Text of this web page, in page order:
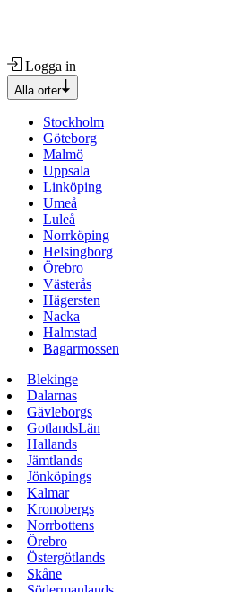
Logga in
Alla orter
Stockholm
Göteborg
Malmö
Uppsala
Linköping
Umeå
Luleå
Norrköping
Helsingborg
Örebro
Västerås
Hägersten
Nacka
Halmstad
Bagarmossen
Blekinge
Dalarnas
Gävleborgs
GotlandsLän
Hallands
Jämtlands
Jönköpings
Kalmar
Kronobergs
Norrbottens
Örebro
Östergötlands
Skåne